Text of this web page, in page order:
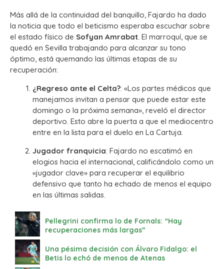
Más allá de la continuidad del banquillo, Fajardo ha dado
la noticia que todo el beticismo esperaba escuchar sobre
el estado físico de Sofyan Amrabat. El marroquí, que se
quedó en Sevilla trabajando para alcanzar su tono
óptimo, está quemando las últimas etapas de su
recuperación:
¿Regreso ante el Celta?: «Los partes médicos que
manejamos invitan a pensar que puede estar este
domingo o la próxima semana», reveló el director
deportivo. Esto abre la puerta a que el mediocentro
entre en la lista para el duelo en La Cartuja.
Jugador franquicia: Fajardo no escatimó en
elogios hacia el internacional, calificándolo como un
«jugador clave» para recuperar el equilibrio
defensivo que tanto ha echado de menos el equipo
en las últimas salidas.
Pellegrini confirma lo de Fornals: “Hay
recuperaciones más largas”
Una pésima decisión con Álvaro Fidalgo: el
Betis lo echó de menos de Atenas